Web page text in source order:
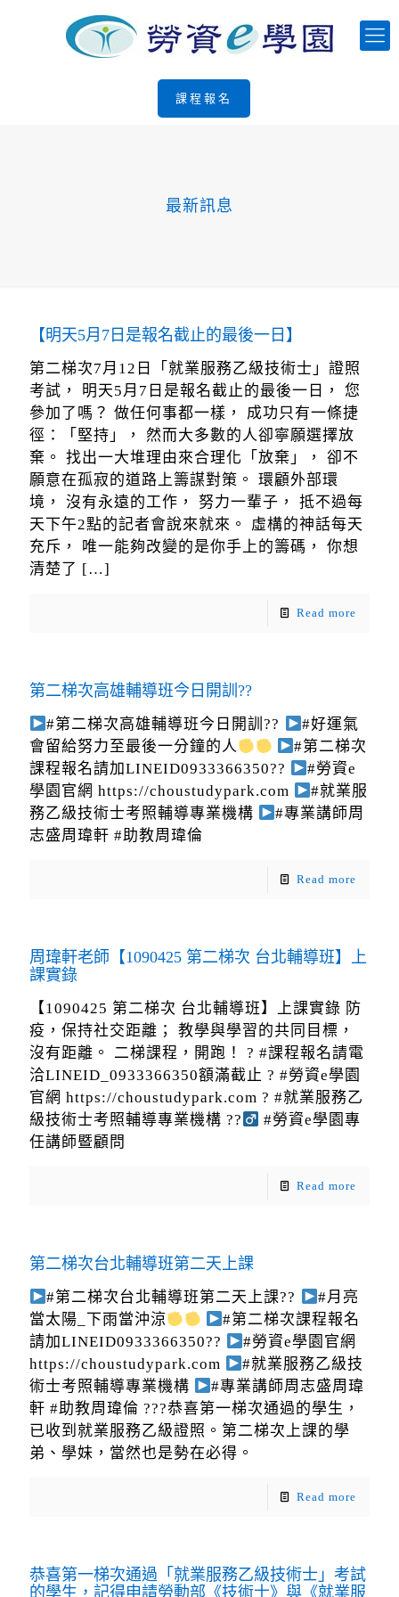
課程報名
最新訊息
【明天5月7日是報名截止的最後一日】
第二梯次7月12日「就業服務乙級技術士」證照
考試， 明天5月7日是報名截止的最後一日， 您
參加了嗎？ 做任何事都一樣， 成功只有一條捷
徑：「堅持」， 然而大多數的人卻寧願選擇放
棄。 找出一大堆理由來合理化「放棄」， 卻不
願意在孤寂的道路上籌謀對策。 環顧外部環
境， 沒有永遠的工作， 努力一輩子， 抵不過每
天下午2點的記者會說來就來。 虛構的神話每天
充斥， 唯一能夠改變的是你手上的籌碼， 你想
清楚了 […]
Read more
第二梯次高雄輔導班今日開訓??
#第二梯次高雄輔導班今日開訓??
#好運氣
會留給努力至最後一分鐘的人
#第二梯次
課程報名請加LINEID0933366350??
#勞資e
學園官網 https://choustudypark.com
#就業服
務乙級技術士考照輔導專業機構
#專業講師周
志盛周瑋軒 #助教周瑋倫
Read more
周瑋軒老師【1090425 第二梯次 台北輔導班】上
課實錄
【1090425 第二梯次 台北輔導班】上課實錄 防
疫，保持社交距離； 教學與學習的共同目標，
沒有距離。 二梯課程，開跑！ ? #課程報名請電
洽LINEID_0933366350額滿截止 ? #勞資e學園
官網 https://choustudypark.com ? #就業服務乙
級技術士考照輔導專業機構 ??‍
#勞資e學園專
任講師暨顧問
Read more
第二梯次台北輔導班第二天上課
#第二梯次台北輔導班第二天上課??
#月亮
當太陽_下雨當沖涼
#第二梯次課程報名
請加LINEID0933366350??
#勞資e學園官網
https://choustudypark.com
#就業服務乙級技
術士考照輔導專業機構
#專業講師周志盛周瑋
軒 #助教周瑋倫 ???恭喜第一梯次通過的學生，
已收到就業服務乙級證照。第二梯次上課的學
弟、學妹，當然也是勢在必得。
Read more
恭喜第一梯次通過「就業服務乙級技術士」考試
的學生，記得申請勞動部《技術士》與《就業服